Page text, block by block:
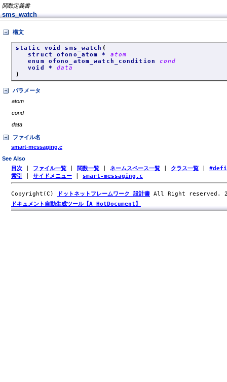
関数定義書
sms_watch
構文
static void sms_watch (
struct ofono_atom * atom
enum ofono_atom_watch_conditioncond
void *data
)
パラメータ
atom
cond
data
ファイル名
smart-messaging.c
See Also
目次 ファイル一覧 関数一覧 ネームスペース一覧 クラス一覧
索引
サイドメニュー smart-messaging.c
Copyright(C) ドットネットフレームワーク 設計書 All Right reserved.
ドキュメント自動生成ツール【A HotDocument】